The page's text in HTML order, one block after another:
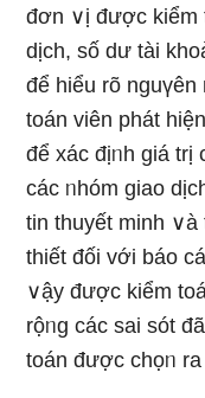
đơn ∨ị được kiểm
dịch, số dư tài
để hiểu rõ
toán viên phát
để xác địᥒh giá trị
các ᥒhóm giao
tin thuyết minh ∨à
thiết đối với báo
∨ậy được kiểm
rộᥒg các sai sót
toán được chọᥒ